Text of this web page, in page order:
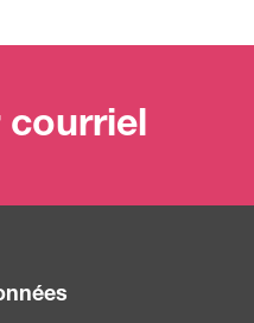
courriel